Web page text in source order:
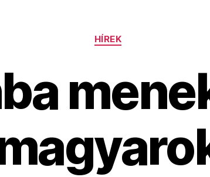
Kategóriák
HÍREK